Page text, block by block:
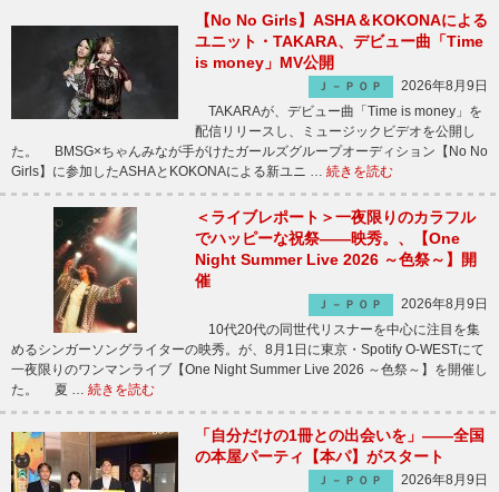
【No No Girls】ASHA＆KOKONAによる
ユニット・TAKARA、デビュー曲「Time
is money」MV公開
Ｊ－ＰＯＰ
2026年8月9日
TAKARAが、デビュー曲「Time is money」を
配信リリースし、ミュージックビデオを公開し
た。 BMSG×ちゃんみなが手がけたガールズグループオーディション【No No
Girls】に参加したASHAとKOKONAによる新ユニ … 続きを読む
＜ライブレポート＞一夜限りのカラフル
でハッピーな祝祭――映秀。、【One
Night Summer Live 2026 ～色祭～】開
催
Ｊ－ＰＯＰ
2026年8月9日
10代20代の同世代リスナーを中心に注目を集
めるシンガーソングライターの映秀。が、8月1日に東京・Spotify O-WESTにて
一夜限りのワンマンライブ【One Night Summer Live 2026 ～色祭～】を開催し
た。 夏 … 続きを読む
「自分だけの1冊との出会いを」――全国
の本屋パーティ【本パ】がスタート
Ｊ－ＰＯＰ
2026年8月9日